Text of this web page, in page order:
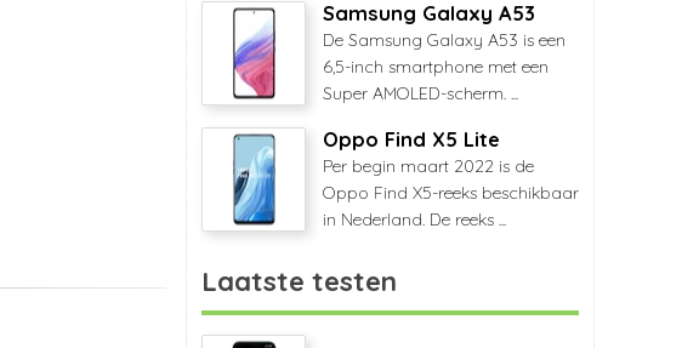
Samsung Galaxy A53
De Samsung Galaxy A53 is een
6,5-inch smartphone met een
Super AMOLED-scherm. ...
Oppo Find X5 Lite
Per begin maart 2022 is de
Oppo Find X5-reeks beschikbaar
in Nederland. De reeks ...
Laatste testen